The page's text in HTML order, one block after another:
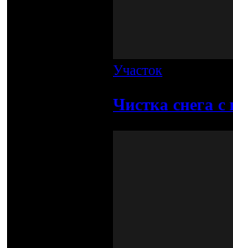
Участок
Чистка снега